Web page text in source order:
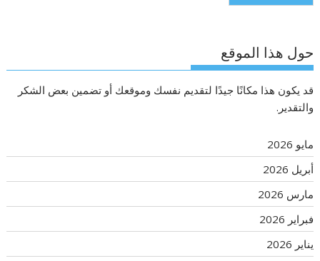
حول هذا الموقع
قد يكون هذا مكانًا جيدًا لتقديم نفسك وموقعك أو تضمين بعض الشكر
والتقدير.
مايو 2026
أبريل 2026
مارس 2026
فبراير 2026
يناير 2026